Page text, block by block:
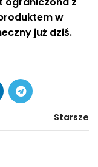
w
już dziś.
Starsze